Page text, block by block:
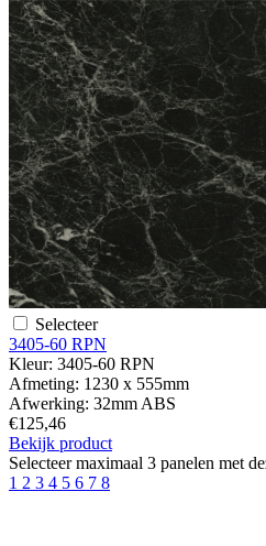
Selecteer
3405-60 RPN
Kleur: 3405-60 RPN
Afmeting: 1230 x 555mm
Afwerking: 32mm ABS
€125,46
Bekijk product
Selecteer maximaal 3 panelen met
1 2 3 4 5 6 7 8